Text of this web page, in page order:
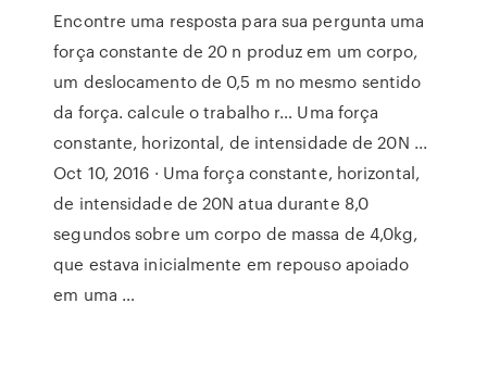
Encontre uma resposta para sua pergunta uma
força constante de 20 n produz em um corpo,
um deslocamento de 0,5 m no mesmo sentido
da força. calcule o trabalho r… Uma força
constante, horizontal, de intensidade de 20N ...
Oct 10, 2016 · Uma força constante, horizontal,
de intensidade de 20N atua durante 8,0
segundos sobre um corpo de massa de 4,0kg,
que estava inicialmente em repouso apoiado
em uma …